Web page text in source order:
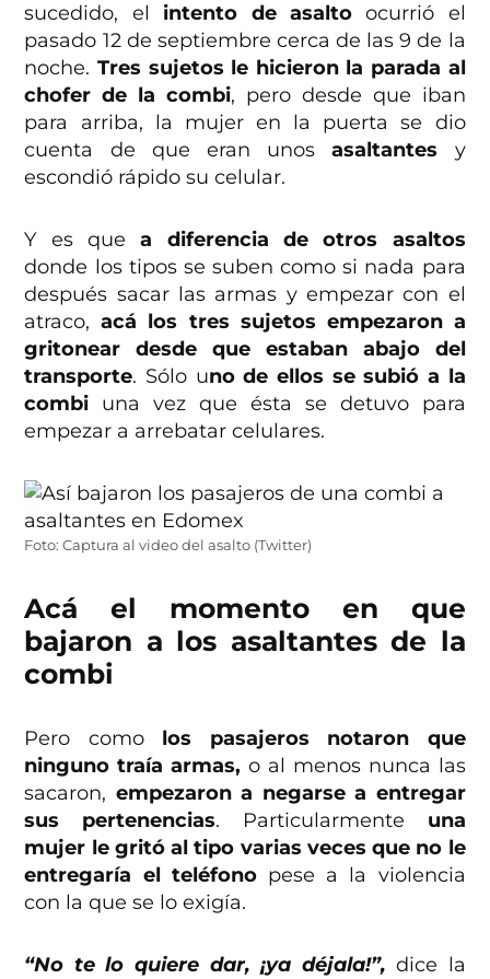
sucedido, el intento de asaltoocurrió el
pasado 12 de septiembre cerca de las 9 de la
noche.Tres sujetos le hicieron la parada al
chofer de la combi, pero desde que iban
para arriba, la mujer en la puerta se dio
cuenta de que eran unosasaltantes y
escondió rápido su celular.
Y es quea diferencia de otros asaltos
donde los tipos se suben como si nada para
después sacar las armas y empezar con el
atraco,acá los tres sujetos empezaron a
gritonear desde que estaban abajo del
transporte. Sólo uno de ellos se subió a la
combi una vez que ésta se detuvo para
empezar a arrebatar celulares.
Foto: Captura al video del asalto (Twitter)
Acá el momento en que
bajaron a los asaltantes de la
combi
Pero como los pasajeros notaron que
ninguno traía armas, o al menos nunca las
sacaron, empezaron a negarse a entregar
sus pertenencias. Particularmente una
mujer le gritó al tipo varias veces que no le
entregaría el teléfonopese a la violencia
con la que se lo exigía.
“No te lo quiere dar, ¡ya déjala!”, dice la